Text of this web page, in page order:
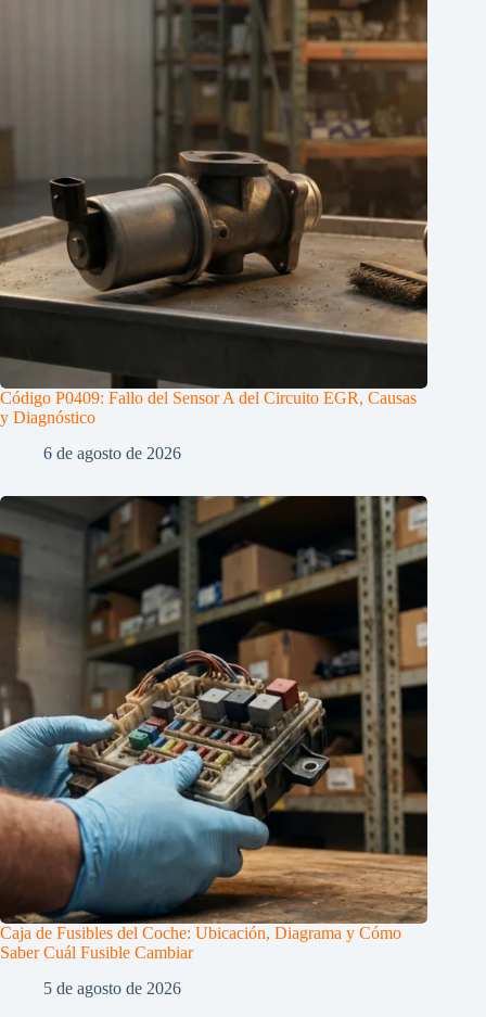
Código P0409: Fallo del Sensor A del Circuito EGR, Causas
y Diagnóstico
6 de agosto de 2026
Caja de Fusibles del Coche: Ubicación, Diagrama y Cómo
Saber Cuál Fusible Cambiar
5 de agosto de 2026